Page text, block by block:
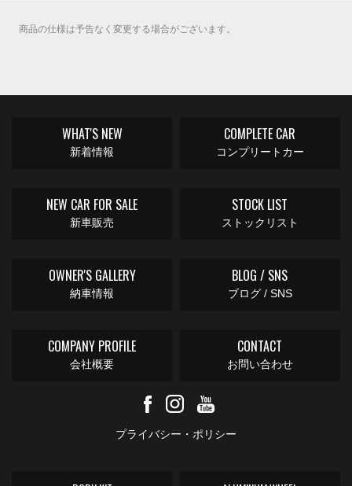
商品の仕様は予告なく変更する場合がございます。
WHAT'S NEW
新着情報
COMPLETE CAR
コンプリートカー
NEW CAR FOR SALE
新車販売
STOCK LIST
ストックリスト
OWNER'S GALLERY
納車情報
BLOG / SNS
ブログ / SNS
COMPANY PROFILE
会社概要
CONTACT
お問い合わせ
プライバシー・ポリシー